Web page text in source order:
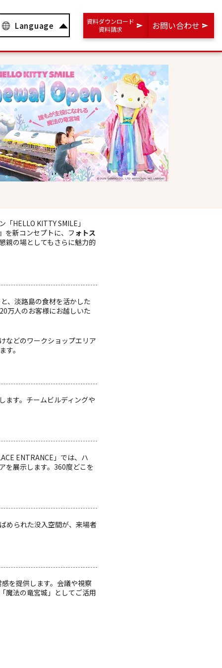
Language
資料ダウンロード
資料請求
お問い合わせ
HELLO KITTY SMILE」
を新コンセプトに、フォトス
親の場としてもさらに魅力的
、淡路島の食材を活かした
万人のお客様にお越しいた
などのワークショップエリア
。
ます。チームビルディングや
ENTRANCE」では、ハ
を展示します。360度どこを
められた没入空間が、来場者
を提供します。会議や視察
魔法の竜宮城」としてご活用